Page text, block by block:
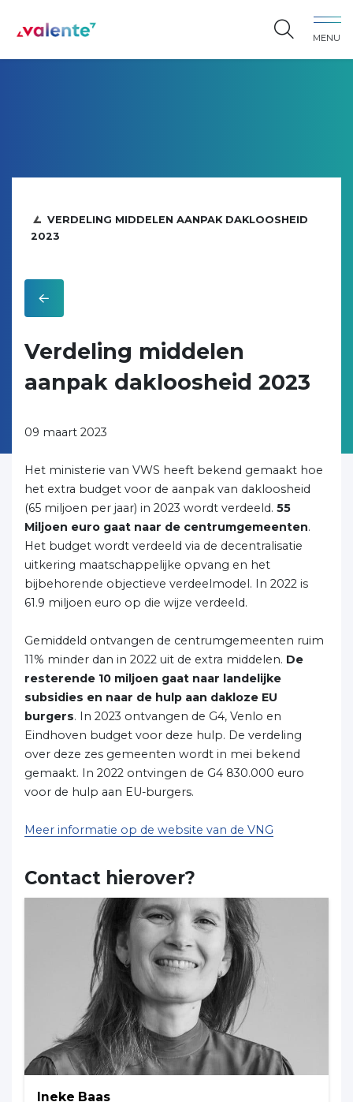
MENU
VERDELING MIDDELEN AANPAK DAKLOOSHEID
2023
Verdeling middelen
aanpak dakloosheid 2023
09 maart 2023
Het ministerie van VWS heeft bekend gemaakt hoe
het extra budget voor de aanpak van dakloosheid
(65 miljoen per jaar) in 2023 wordt verdeeld. 55
Miljoen euro gaat naar de centrumgemeenten.
Het budget wordt verdeeld via de decentralisatie
uitkering maatschappelijke opvang en het
bijbehorende objectieve verdeelmodel. In 2022 is
61.9 miljoen euro op die wijze verdeeld.
Gemiddeld ontvangen de centrumgemeenten ruim
11% minder dan in 2022 uit de extra middelen. De
resterende 10 miljoen gaat naar landelijke
subsidies en naar de hulp aan dakloze EU
burgers. In 2023 ontvangen de G4, Venlo en
Eindhoven budget voor deze hulp. De verdeling
over deze zes gemeenten wordt in mei bekend
gemaakt. In 2022 ontvingen de G4 830.000 euro
voor de hulp aan EU-burgers.
Meer informatie op de website van de VNG
Contact hierover?
Ineke Baas